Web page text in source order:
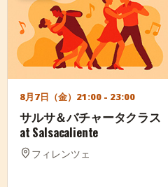
8月7日（金） 21:00 - 23:00
サルサ＆バチャータクラス
at Salsacaliente
フィレンツェ